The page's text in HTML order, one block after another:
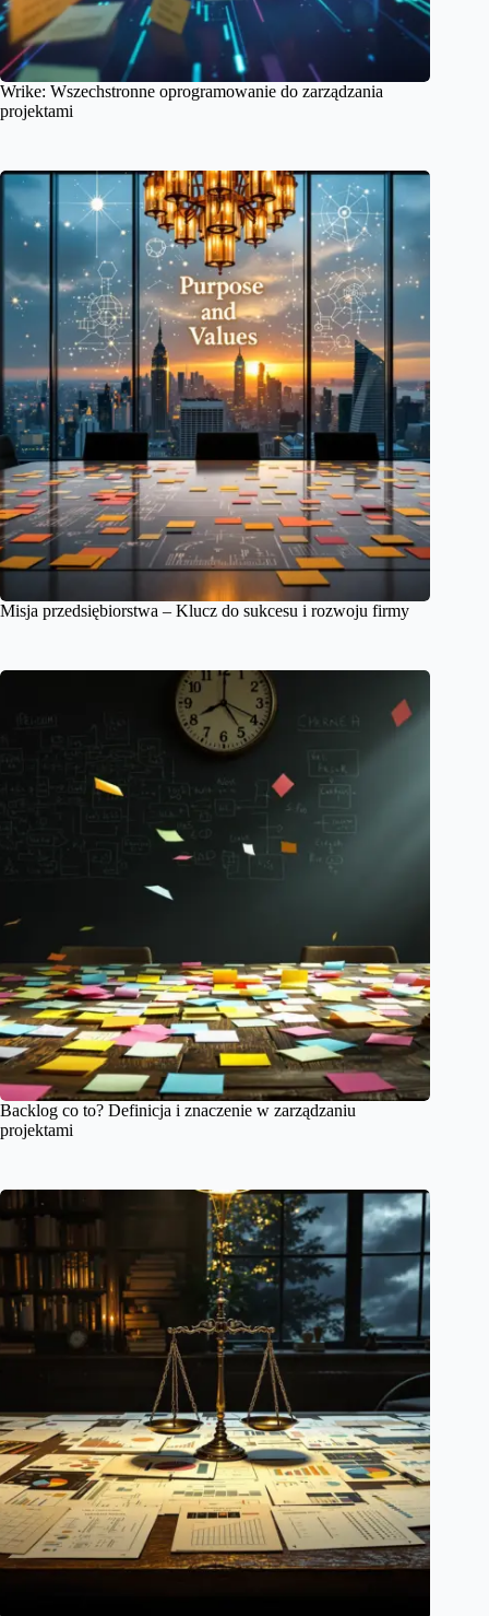
Wrike: Wszechstronne oprogramowanie do zarządzania
projektami
Misja przedsiębiorstwa – Klucz do sukcesu i rozwoju firmy
Backlog co to? Definicja i znaczenie w zarządzaniu
projektami